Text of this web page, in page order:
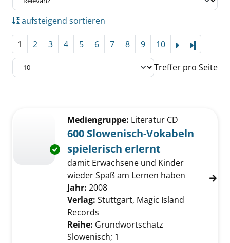
aufsteigend sortieren
1 2 3 4 5 6 7 8 9 10
Treffer pro Seite
Zu den Suchfiltern springen
Exemplar-Details von 600 Slowenisch-
Mediengruppe: Literatur CD
600 Slowenisch-Vokabeln
spielerisch erlernt
damit Erwachsene und Kinder
wieder Spaß am Lernen haben
Suche nach diesem Verfasser
Jahr: 2008
Verlag: Stuttgart, Magic Island
Records
Reihe: Grundwortschatz
Slowenisch; 1